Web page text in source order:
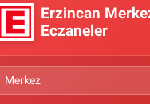
Erzincan
Eczaneler